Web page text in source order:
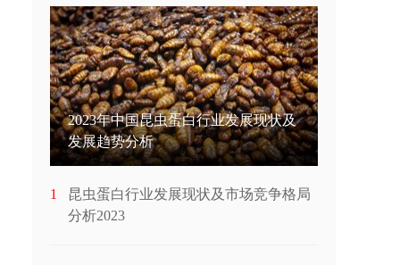
2023年中国昆虫蛋白行业发展现状及
发展趋势分析
1
昆虫蛋白行业发展现状及市场竞争格局
分析2023